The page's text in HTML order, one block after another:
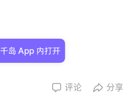
 评论  分享
千岛 App 内打开